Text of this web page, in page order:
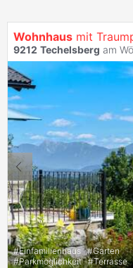
Wohnhaus mit
9212 Techelsberg am
#Einfamilienhaus #Garten
#Parkmöglichkeit #Terrasse